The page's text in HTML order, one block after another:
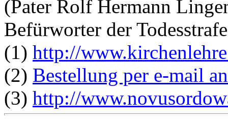
(Pater Rolf Hermann
Befürworter der
(1) http://
(2) Bestellung per e-mail
(3) http://